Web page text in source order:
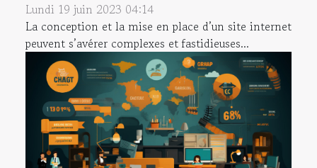
Lundi 19 juin 2023 04:14
La conception et la mise en place d’un site internet
peuvent s’avérer complexes et fastidieuses...